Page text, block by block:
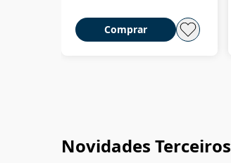
Comprar
Novidades Terceiros